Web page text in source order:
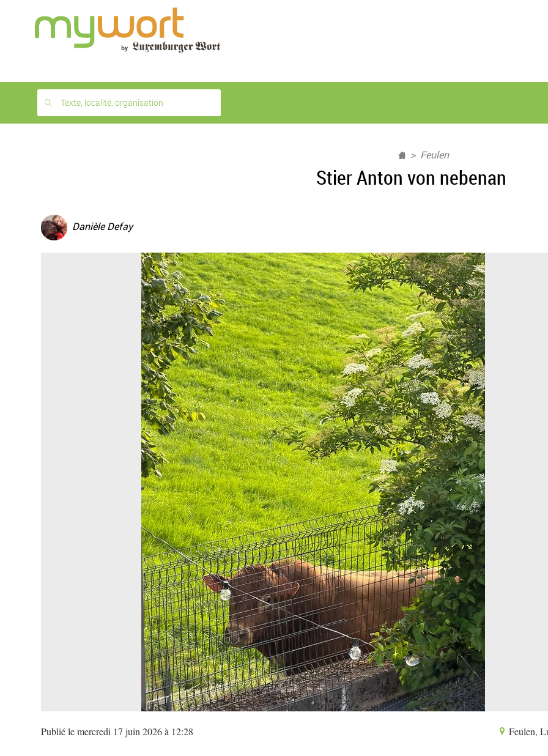
month
free
Texte, localité, organisation
Feulen
Stier Anton von nebenan
Danièle Defay
Publié le mercredi 17 juin 2026 à 12:28 Feulen,